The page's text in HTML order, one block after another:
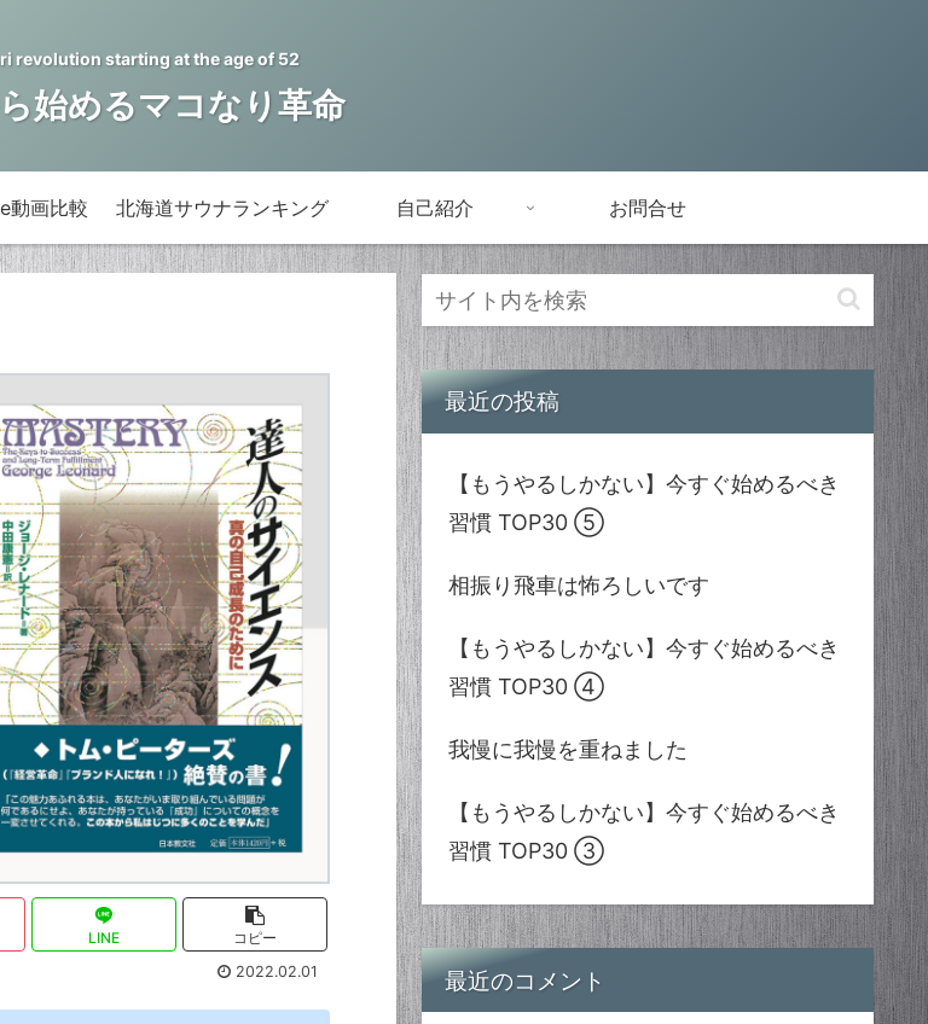
revolution starting at the age of 52
始めるマコなり革命
動画比較 北海道サウナランキング 自己紹介 お問合せ
LINE
コピー
2022.02.01
最近の投稿
【もうやるしかない】今すぐ始めるべき
習慣 TOP30 ⑤
相振り飛車は怖ろしいです
【もうやるしかない】今すぐ始めるべき
習慣 TOP30 ④
我慢に我慢を重ねました
【もうやるしかない】今すぐ始めるべき
習慣 TOP30 ③
最近のコメント